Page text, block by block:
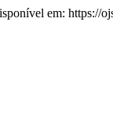
em: https://